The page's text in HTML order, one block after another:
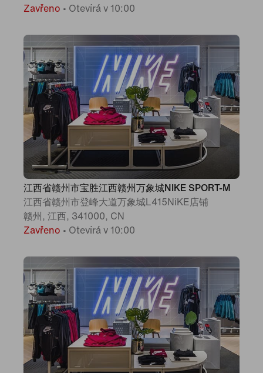
Zavřeno • Otevírá v 10:00
江西省赣州市宝胜江西赣州万象城NIKE SPORT-M
江西省赣州市登峰大道万象城L415NiKE店铺
赣州, 江西, 341000, CN
Zavřeno • Otevírá v 10:00